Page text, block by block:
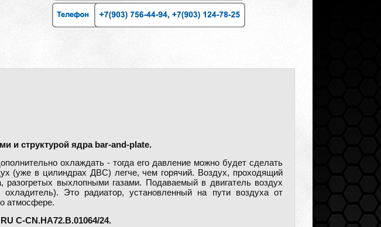
и структурой ядра bar-and-plate.
охлаждать - тогда его давление можно будет сделать
(уже в цилиндрах ДВС) легче, чем горячий. Воздух, проходящий
разогретых выхлопными газами. Подаваемый в двигатель воздух
Это радиатор, установленный на пути воздуха от
атмосфере.
C-CN.HA72.B.01064/24.